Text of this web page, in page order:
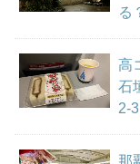
る
高
石
2-3
那